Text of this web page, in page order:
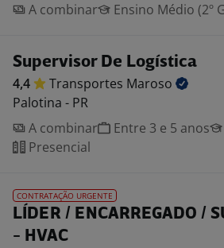
A combinar
Ensino Médio (2º
Supervisor De Logística
4,4 Transportes Maroso
Palotina - PR
A combinar
Entre 3 e 5 anos
Presencial
CONTRATAÇÃO URGENTE
LÍDER / ENCARREGADO /
- HVAC